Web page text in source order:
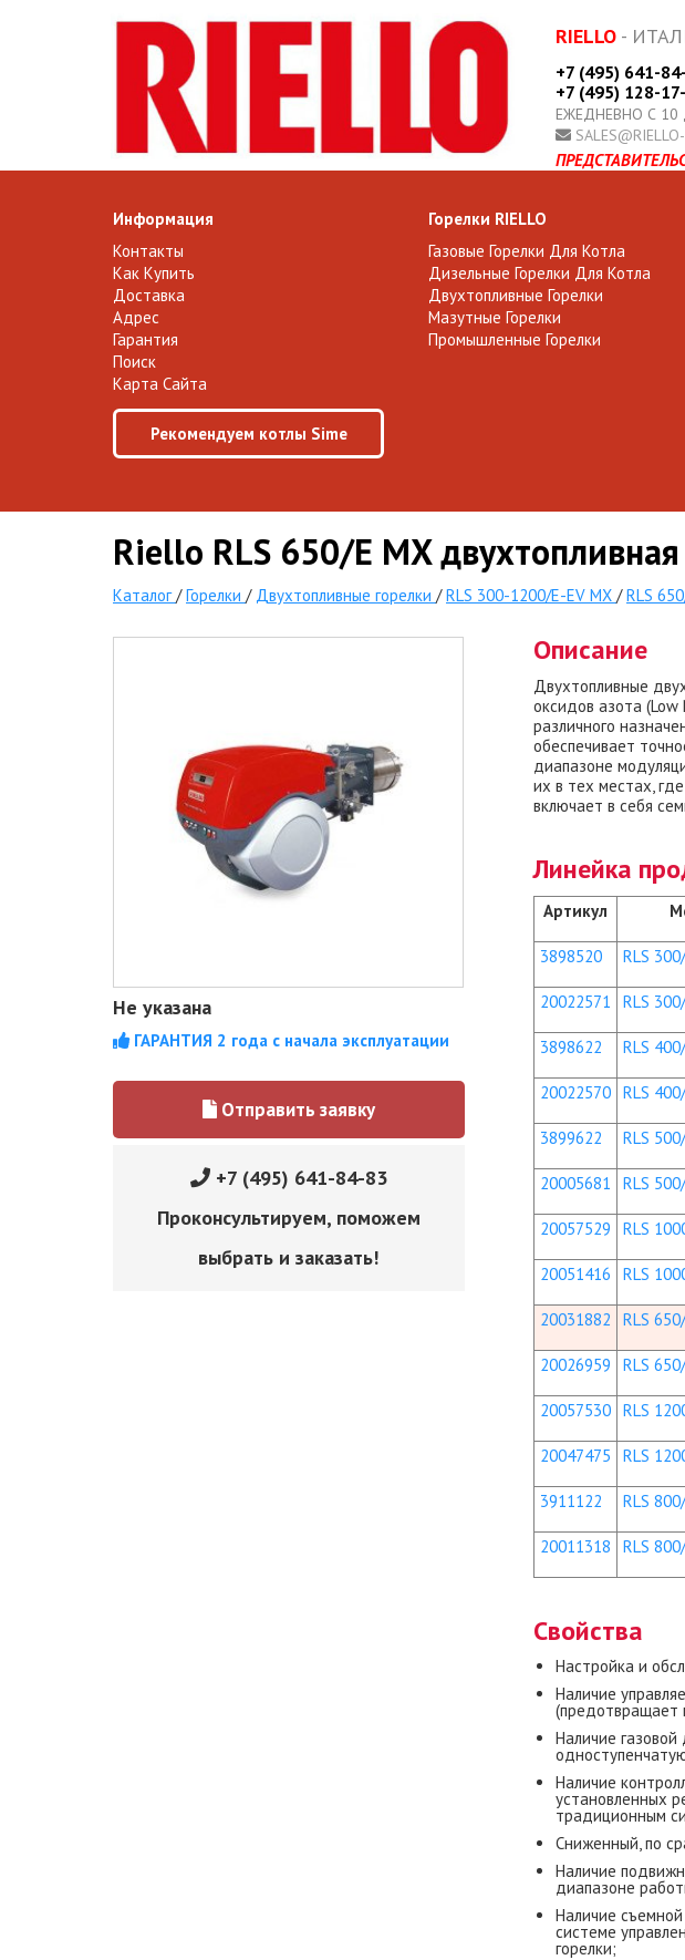
RIELLO-
+7 (495) 641-
+7 (495) 128-
ЕЖЕДНЕВНО С 10
Информация
Контакты
Как Купить
Доставка
Адрес
Гарантия
Поиск
Карта Сайта
Рекомендуем котлы Sime
Горелки RIELLO
Газовые Горелки Для Котла
Дизельные Горелки Для Котла
Двухтопливные Горелки
Мазутные Горелки
Промышленные Горелки
Riello RLS 650/E MX
Каталог /Горелки / Двухтопливные горелки /RLS 300-1200/E-EV MX /RLS
Не указана
ГАРАНТИЯ 2 года с начала эксплуатации
Отправить заявку
+7 (495) 641-84-83
Проконсультируем, поможем
выбрать и заказать!
Описание
Двухтопливные
оксидов азота (Low
различного
обеспечивает
диапазоне
их в тех местах,
включает в себя
Линейка
Артикул
3898520 RLS
20022571 RLS
3898622 RLS
20022570 RLS
3899622 RLS
20005681 RLS
20057529 RLS
20051416 RLS
20031882 RLS
20026959 RLS
20057530 RLS
20047475 RLS
3911122 RLS
20011318 RLS
Свойства
Настройка и
Наличие
(предотвращает
Наличие газовой
Наличие
установленных
традиционным
Сниженный, по
Наличие
диапазоне
Наличие
системе
горелки;